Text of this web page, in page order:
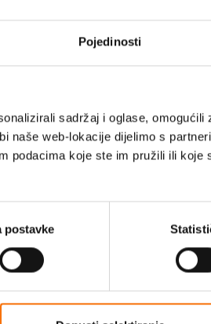
Pojedinosti
sadržaj i oglase,
naše web-lokacije dijelimo s
podacima koje ste im pružili ili koje
postavke
Probudi
Videosavjeti
Stručni članci
Podcast
Budi TU. Budi